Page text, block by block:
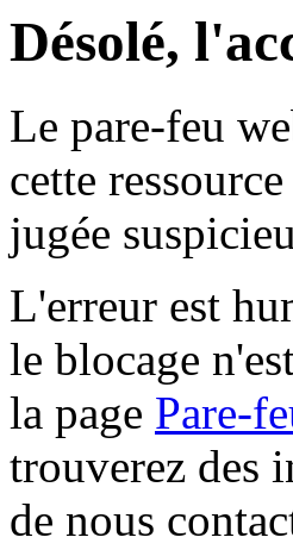
Désolé,
Le pare-feu
cette
jugée
L'erreur est
le blocage
la page Pare-
trouverez des
de nous